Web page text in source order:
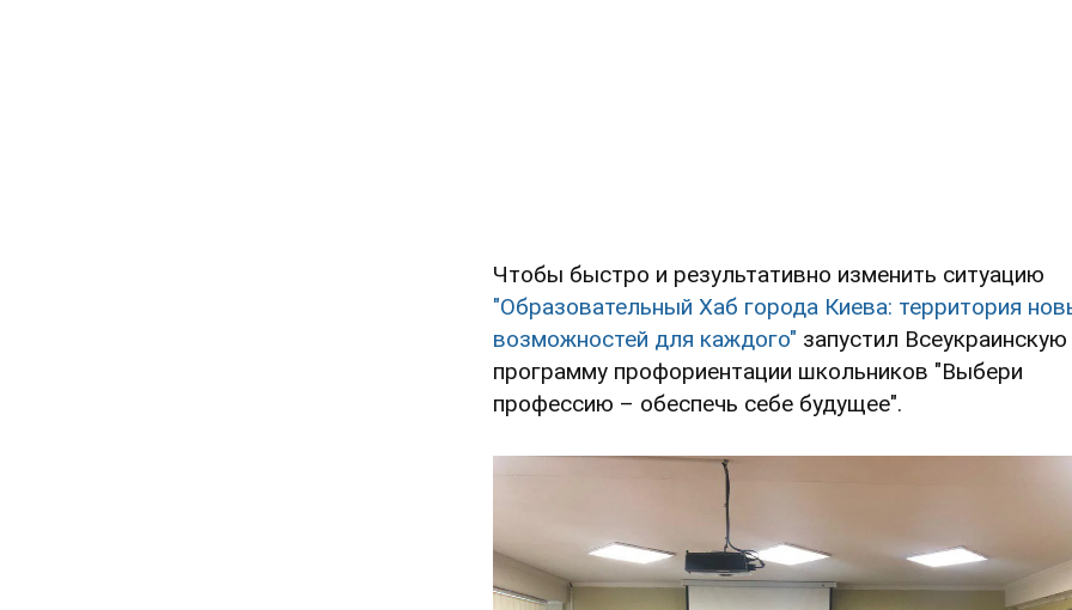
Чтобы быстро и результативно изменить ситуацию
"Образовательный Хаб города Киева: территория
возможностей для каждого" запустил Всеукраинскую
программу профориентации школьников "Выбери
профессию – обеспечь себе будущее".